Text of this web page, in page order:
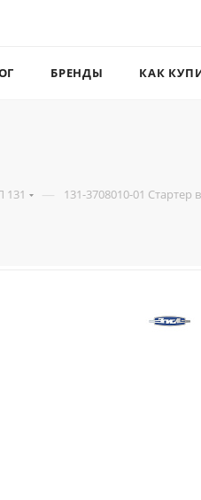
БРЕНДЫ КАК
131 — 131-3708010-01 Стартер